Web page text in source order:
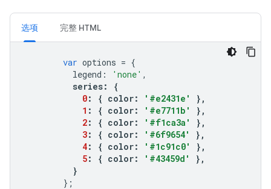
选项 完整 HTML
var options = {
legend : 'none' ,
series:
{
0: { color: '#e2431e'
},
1 : { color: '#e7711b'
},
2: { color: '#f1ca3a'
},
3: { color: '#6f9654'
},
4: { color: '#1c91c0'
},
5: { color: '#43459d'
},
}
};